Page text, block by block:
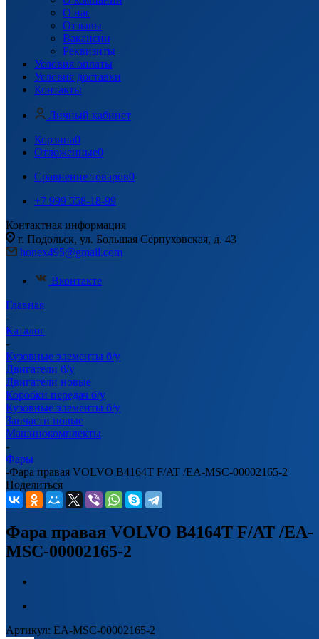
О нас
Отзывы
Вакансии
Реквизиты
Условия оплаты
Условия доставки
Контакты
Личный кабинет
Корзина0
Отложенные0
Сравнение товаров0
+7 999 558-18-99
Контактная информация
г. Подольск, ул. Большая Серпуховская, д. 43
honex495@gmail.com
Вконтакте
Главная
-
Каталог
-
Кузовные элементы б/у
Двигатели б/у
Двигатели новые
Коробки передач б/у
Кузовные элементы б/у
Запчасти новые
Машинокомплекты
-
Фары
-Фара правая VOLVO B4164T F/AT /EA-MSC-00002165-2
Поделиться
Фара правая VOLVO B4164T F/AT /EA-
MSC-00002165-2
Артикул: EA-MSC-00002165-2